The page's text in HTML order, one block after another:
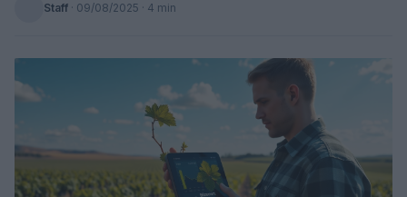
Staff · 09/08/2025 · 4 min